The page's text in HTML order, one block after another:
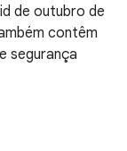
de outubro de
contêm
segurança